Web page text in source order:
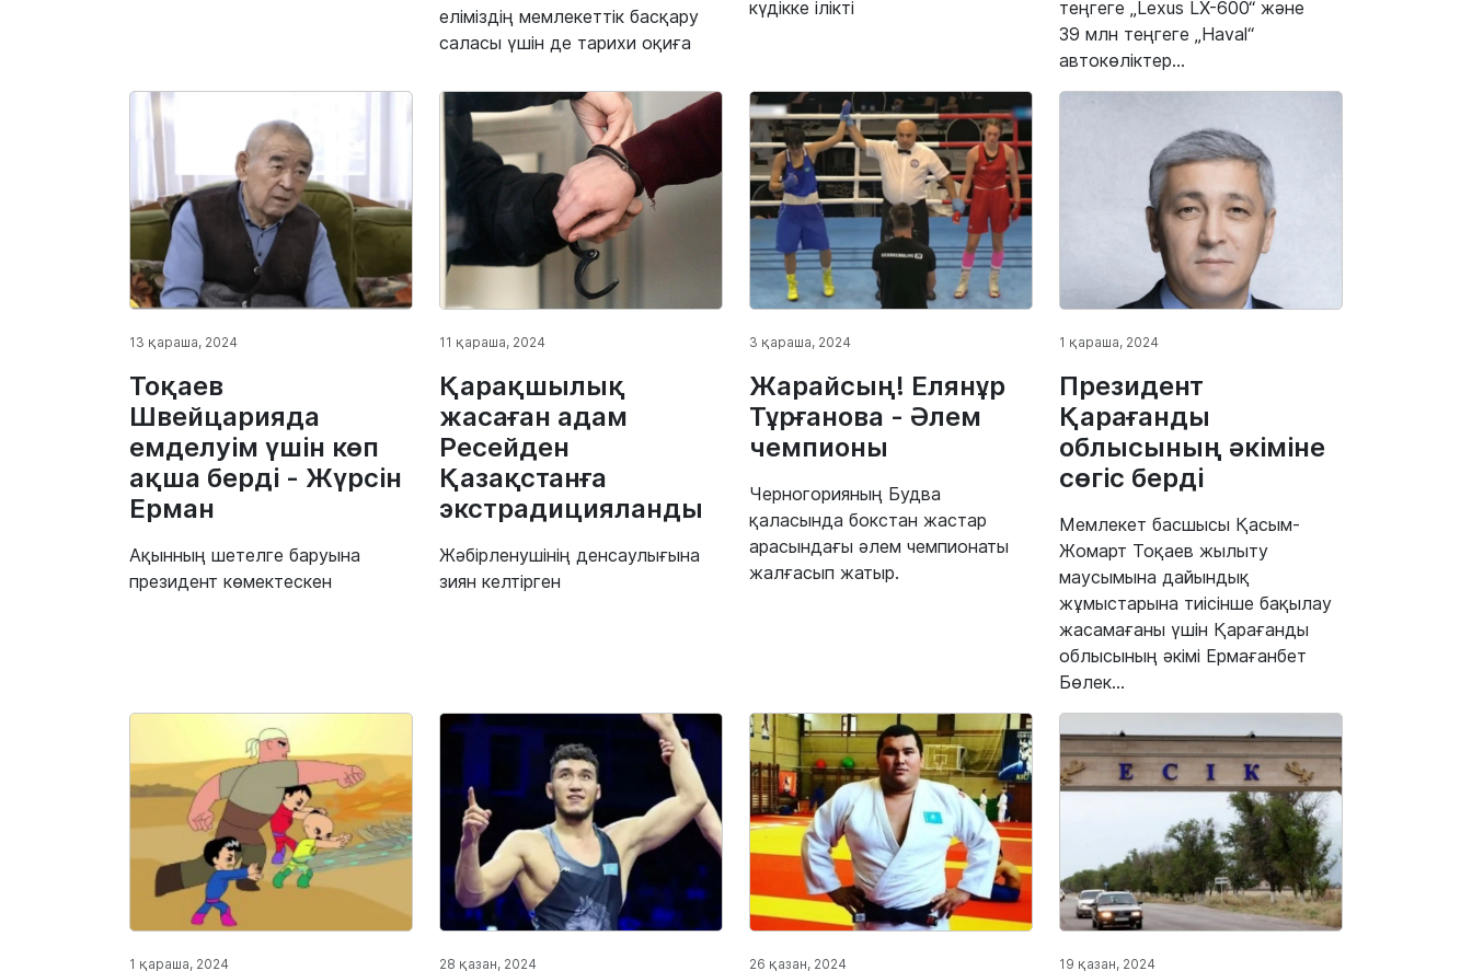
еліміздің мемлекеттік басқару
саласы үшін де тарихи оқиға
күдікке ілікті
теңгеге „Lexus LX-600“ және
39 млн теңгеге „Haval“
автокөліктер...
13 қараша, 2024
Тоқаев
Швейцарияда
емделуім үшін көп
ақша берді - Жүрсін
Ерман
Ақынның шетелге баруына
президент көмектескен
11 қараша, 2024
Қарақшылық
жасаған адам
Ресейден
Қазақстанға
экстрадицияланды
Жәбірленушінің денсаулығына
зиян келтірген
3 қараша, 2024
Жарайсың! Елянұр
Тұрғанова - Әлем
чемпионы
Черногорияның Будва
қаласында бокстан жастар
арасындағы әлем чемпионаты
жалғасып жатыр.
1 қараша, 2024
Президент
Қарағанды
облысының әкіміне
сөгіс берді
Мемлекет басшысы Қасым-
Жомарт Тоқаев жылыту
маусымына дайындық
жұмыстарына тиісінше бақылау
жасамағаны үшін Қарағанды
облысының әкімі Ермағанбет
Бөлек...
1 қараша, 2024 28 қазан, 2024 26 қазан, 2024 19 қазан, 2024